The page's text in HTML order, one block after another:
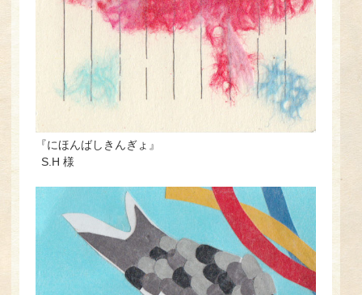
『にほんばしきんぎょ』
S.H 様